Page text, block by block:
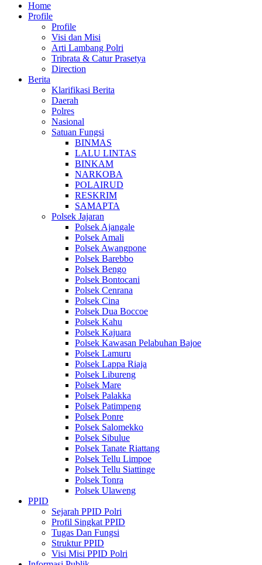
Home
Profile
Profile
Visi dan Misi
Arti Lambang Polri
Tribrata & Catur Prasetya
Direction
Berita
Klarifikasi Berita
Daerah
Polres
Nasional
Satuan Fungsi
BINMAS
LALU LINTAS
BINKAM
NARKOBA
POLAIRUD
RESKRIM
SAMAPTA
Polsek Jajaran
Polsek Ajangale
Polsek Amali
Polsek Awangpone
Polsek Barebbo
Polsek Bengo
Polsek Bontocani
Polsek Cenrana
Polsek Cina
Polsek Dua Boccoe
Polsek Kahu
Polsek Kajuara
Polsek Kawasan Pelabuhan Bajoe
Polsek Lamuru
Polsek Lappa Riaja
Polsek Libureng
Polsek Mare
Polsek Palakka
Polsek Patimpeng
Polsek Ponre
Polsek Salomekko
Polsek Sibulue
Polsek Tanate Riattang
Polsek Tellu Limpoe
Polsek Tellu Siattinge
Polsek Tonra
Polsek Ulaweng
PPID
Sejarah PPID Polri
Profil Singkat PPID
Tugas Dan Fungsi
Struktur PPID
Visi Misi PPID Polri